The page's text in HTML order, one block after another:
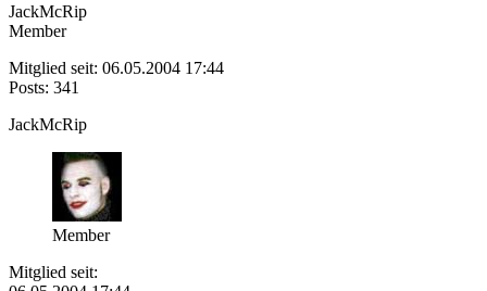
JackMcRip
Member
Mitglied seit: 06.05.2004 17:44
Posts: 341
JackMcRip
Member
Mitglied seit: